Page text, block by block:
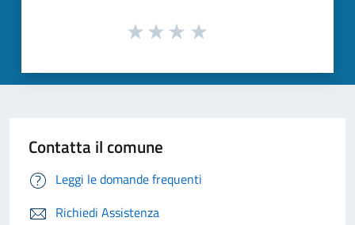
Contatta il comune
Leggi le domande frequenti
Richiedi Assistenza